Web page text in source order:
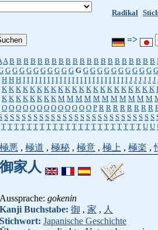
Radikal
=>
A B B B B B B B B B B B B B B B B B B B B B
G G G G G G G G G G G G G G G G G G G G G G
H H H I I I I I I I I I I I I I I I I I I I I I I I I I I J J J J J J
K K K K K K K K K K K K K K K K K K K K K K
K K K K K K K K M M M M M M M M M M M
O O O O O O O O O O O O O P R R R R R R R R
S S S S S S S S S S S S S S S S S S S S S S S S S S
T T T T T T T T T T T T T T T T T T T T T T U U
極悪 , 極道 , 極秘 , 極意 , 極上 , 極楽 ,
御家人
Aussprache: gokenin
Kanji Buchstabe: 御 , 家 , 人
Stichwort: Japanische Geschichte